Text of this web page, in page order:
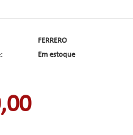
FERRERO
Em estoque